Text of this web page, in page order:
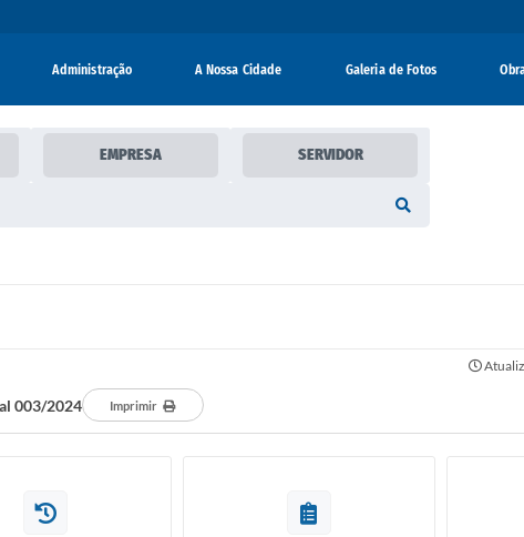
Administração A Nossa Cidade Galeria de Fotos
EMPRESA SERVIDOR
003/2024 Imprimir